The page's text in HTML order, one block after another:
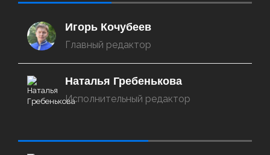
Игорь Кочубеев
Главный редактор
Наталья Гребенькова
Исполнительный редактор